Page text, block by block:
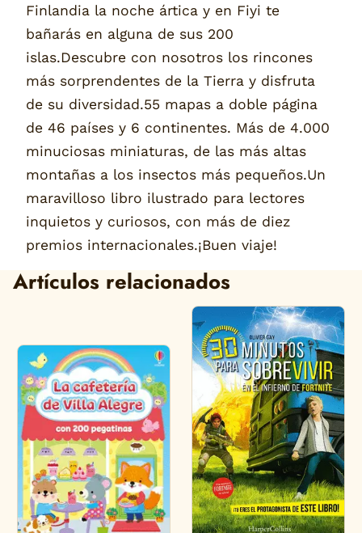
Finlandia la noche ártica y en Fiyi te
bañarás en alguna de sus 200
islas.Descubre con nosotros los rincones
más sorprendentes de la Tierra y disfruta
de su diversidad.55 mapas a doble página
de 46 países y 6 continentes. Más de 4.000
minuciosas miniaturas, de las más altas
montañas a los insectos más pequeños.Un
maravilloso libro ilustrado para lectores
inquietos y curiosos, con más de diez
premios internacionales.¡Buen viaje!
Artículos relacionados